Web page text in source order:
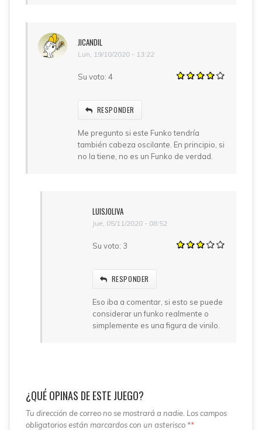
JICANDIL
Lun, 19/10/2020 - 13:22
Su voto: 4
RESPONDER
Me pregunto si este Funko tendría
también cabeza oscilante. En principio, si
no la tiene, no es un Funko de verdad.
LUISJOLIVA
Jue, 05/11/2020 - 08:52
Su voto: 3
RESPONDER
Eso iba a comentar, si esto se puede
considerar un funko realmente o
simplemente es una figura de vinilo.
¿QUÉ OPINAS DE ESTE JUEGO?
Tu dirección de correo no se mostrará a nadie. Los campos
obligatorios están marcardos con un asterisco **